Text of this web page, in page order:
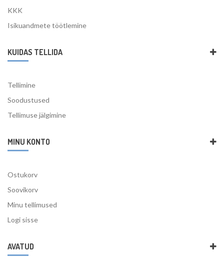
KKK
Isikuandmete töötlemine
KUIDAS TELLIDA
Tellimine
Soodustused
Tellimuse jälgimine
MINU KONTO
Ostukorv
Soovikorv
Minu tellimused
Logi sisse
AVATUD